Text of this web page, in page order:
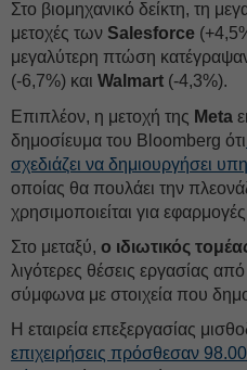
Στο βιομηχανικό δείκτη, τη
μετοχές των Salesforce
μεγαλύτερη πτώση κατέγραψαν
(-6,7%) και Walmart (-4,3%).
Επιπλέον, η μετοχή της Meta
δημοσίευμα του Bloomberg ότι
σχεδιάζει να δημιουργήσει
οποίας θα πουλάει την
χρησιμοποιείται για
Στο μεταξύ, ο ιδιωτικός
λιγότερες θέσεις εργασίας
σύμφωνα με στοιχεία που
Η εταιρεία επεξεργασίας
επιχειρήσεις πρόσθεσαν